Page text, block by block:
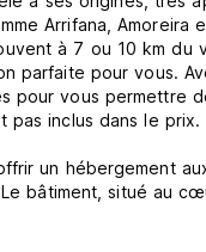
Arrifana, Amoreira
à 7 ou 10 km
parfaite pour vous.
pour vous permettre
pas inclus dans le prix.
un hébergement
bâtiment, situé au
bains privative et les